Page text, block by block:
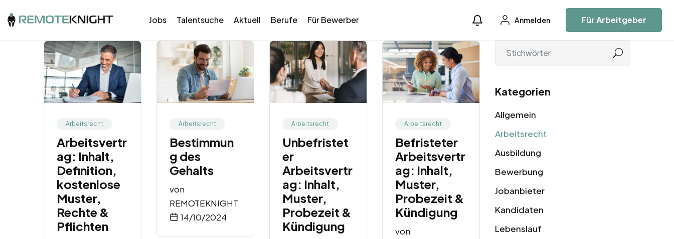
Jobs Talentsuche Aktuell Berufe Für Bewerber Anmelden Für Arbeitgeber
Arbeitsrecht
Arbeitsvertr
ag: Inhalt,
Definition,
kostenlose
Muster,
Rechte &
Pflichten
Arbeitsrecht
Bestimmun
g des
Gehalts
von
REMOTEKNIGHT
14/10/2024
Arbeitsrecht
Unbefristet
er
Arbeitsvertr
ag: Inhalt,
Muster,
Probezeit &
Kündigung
Arbeitsrecht
Befristeter
Arbeitsvertr
ag: Inhalt,
Muster,
Probezeit &
Kündigung
von
Kategorien
Allgemein
Arbeitsrecht
Ausbildung
Bewerbung
Jobanbieter
Kandidaten
Lebenslauf